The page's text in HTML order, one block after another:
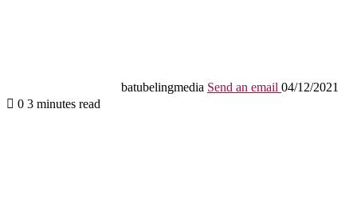
batubelingmedia Send an email 04/12/2021
0 3 minutes read